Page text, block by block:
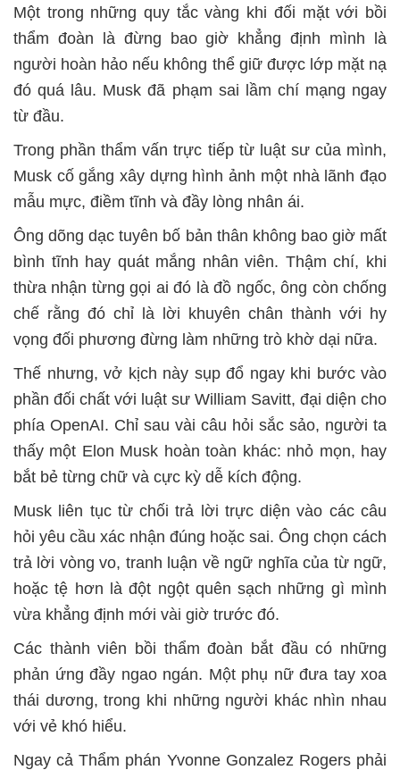
Một trong những quy tắc vàng khi đối mặt với bồi
thẩm đoàn là đừng bao giờ khẳng định mình là
người hoàn hảo nếu không thể giữ được lớp mặt nạ
đó quá lâu. Musk đã phạm sai lầm chí mạng ngay
từ đầu.
Trong phần thẩm vấn trực tiếp từ luật sư của mình,
Musk cố gắng xây dựng hình ảnh một nhà lãnh đạo
mẫu mực, điềm tĩnh và đầy lòng nhân ái.
Ông dõng dạc tuyên bố bản thân không bao giờ mất
bình tĩnh hay quát mắng nhân viên. Thậm chí, khi
thừa nhận từng gọi ai đó là đồ ngốc, ông còn chống
chế rằng đó chỉ là lời khuyên chân thành với hy
vọng đối phương đừng làm những trò khờ dại nữa.
Thế nhưng, vở kịch này sụp đổ ngay khi bước vào
phần đối chất với luật sư William Savitt, đại diện cho
phía OpenAI. Chỉ sau vài câu hỏi sắc sảo, người ta
thấy một Elon Musk hoàn toàn khác: nhỏ mọn, hay
bắt bẻ từng chữ và cực kỳ dễ kích động.
Musk liên tục từ chối trả lời trực diện vào các câu
hỏi yêu cầu xác nhận đúng hoặc sai. Ông chọn cách
trả lời vòng vo, tranh luận về ngữ nghĩa của từ ngữ,
hoặc tệ hơn là đột ngột quên sạch những gì mình
vừa khẳng định mới vài giờ trước đó.
Các thành viên bồi thẩm đoàn bắt đầu có những
phản ứng đầy ngao ngán. Một phụ nữ đưa tay xoa
thái dương, trong khi những người khác nhìn nhau
với vẻ khó hiểu.
Ngay cả Thẩm phán Yvonne Gonzalez Rogers phải